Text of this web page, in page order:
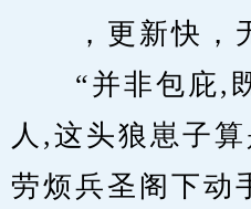
，更新快，无
“并非包庇,既
人,这头狼崽子
劳烦兵圣阁下动